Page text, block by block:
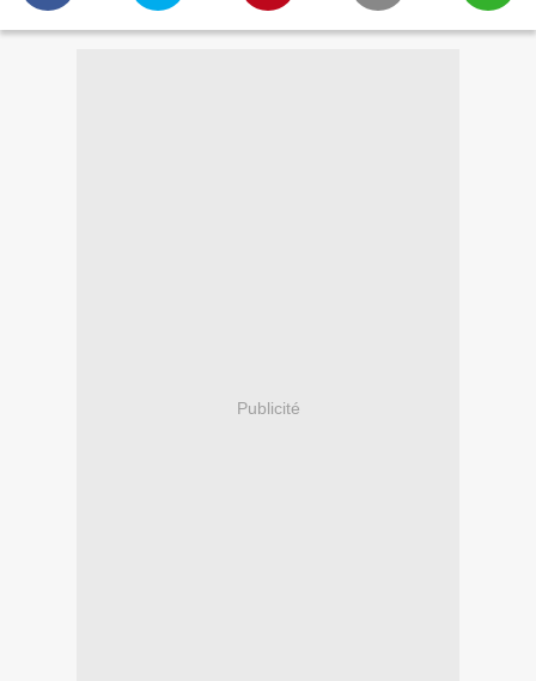
Publicité